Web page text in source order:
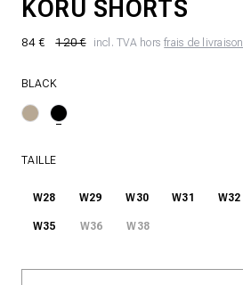
KORU SHORTS
84 € 120 € incl. TVA horsfrais de livraison
BLACK
TAILLE
W28 W29 W30 W31 W32
W35 W36 W38